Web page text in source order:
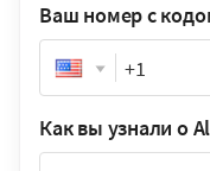
Ваш номер с
Phone
Как вы узнали о